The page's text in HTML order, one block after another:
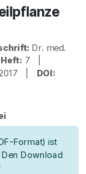
Dr. med.
Heft: 7 |
| DOI:
Format) ist
Download